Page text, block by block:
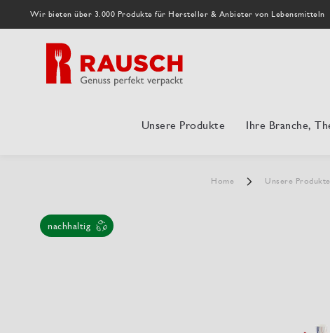
Wir bieten über 3.000 Produkte für Hersteller & Anbieter von Lebensmitteln
Unsere Produkte Ihre Branche,
Home Unsere Produkte
nachhaltig